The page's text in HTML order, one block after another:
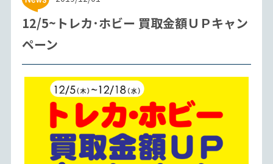
12/5~トレカ･ホビー 買取金額ＵＰキャン
ペーン